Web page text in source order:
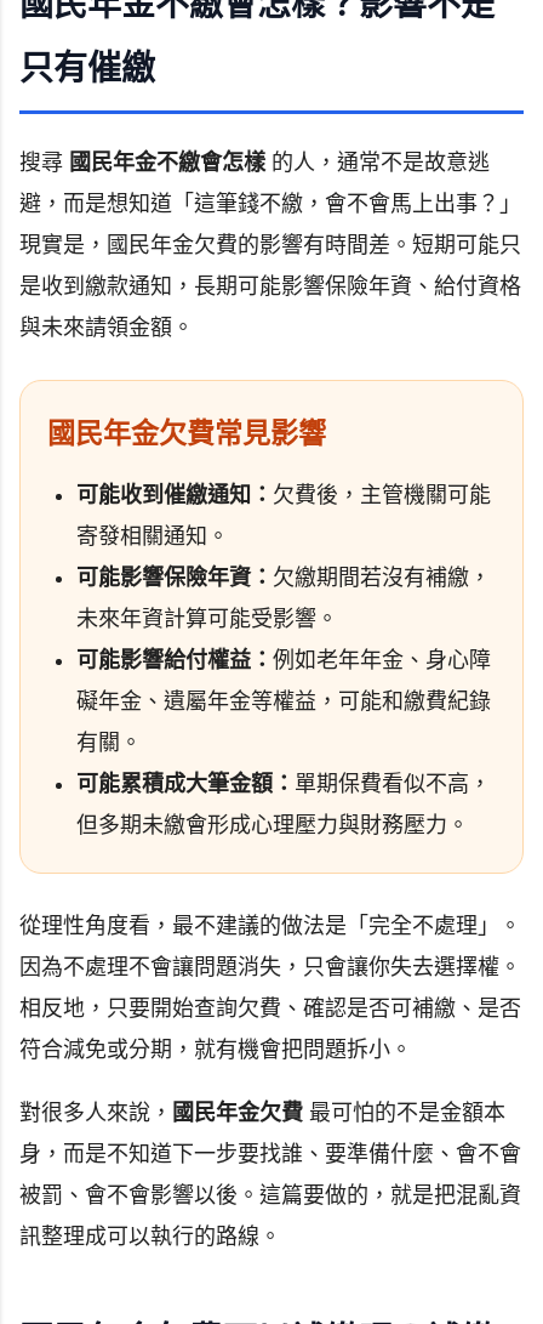
只有催繳
搜尋 國民年金不繳會怎樣的人，通常不是故意逃
避，而是想知道「這筆錢不繳，會不會馬上出事？」
現實是，國民年金欠費的影響有時間差。短期可能只
是收到繳款通知，長期可能影響保險年資、給付資格
與未來請領金額。
國民年金欠費常見影響
可能收到催繳通知： 欠費後，主管機關可能
寄發相關通知。
可能影響保險年資： 欠繳期間若沒有補繳，
未來年資計算可能受影響。
可能影響給付權益： 例如老年年金、身心障
礙年金、遺屬年金等權益，可能和繳費紀錄
有關。
可能累積成大筆金額： 單期保費看似不高，
但多期未繳會形成心理壓力與財務壓力。
從理性角度看，最不建議的做法是「完全不處理」。
因為不處理不會讓問題消失，只會讓你失去選擇權。
相反地，只要開始查詢欠費、確認是否可補繳、是否
符合減免或分期，就有機會把問題拆小。
對很多人來說， 國民年金欠費 最可怕的不是金額本
身，而是不知道下一步要找誰、要準備什麼、會不會
被罰、會不會影響以後。這篇要做的，就是把混亂資
訊整理成可以執行的路線。